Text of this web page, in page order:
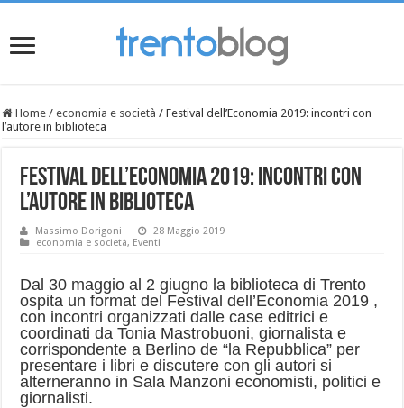
Home / economia e società / Festival dell’Economia 2019: incontri con
l’autore in biblioteca
Festival dell’Economia 2019: incontri con
l’autore in biblioteca
Massimo Dorigoni
28 Maggio 2019
economia e società, Eventi
Dal 30 maggio al 2 giugno la biblioteca di Trento
ospita un format del Festival dell’Economia 2019 ,
con incontri organizzati dalle case editrici e
coordinati da Tonia Mastrobuoni, giornalista e
corrispondente a Berlino de “la Repubblica” per
presentare i libri e discutere con gli autori si
alterneranno in Sala Manzoni economisti, politici e
giornalisti.